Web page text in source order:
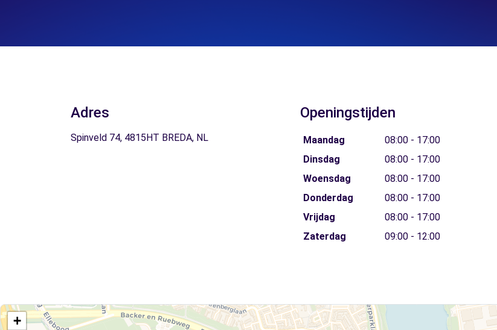
Adres
Spinveld 74, 4815HT BREDA, NL
Openingstijden
Maandag
08:00 - 17:00
Dinsdag
08:00 - 17:00
Woensdag
08:00 - 17:00
Donderdag
08:00 - 17:00
Vrijdag
08:00 - 17:00
Zaterdag
09:00 - 12:00
+